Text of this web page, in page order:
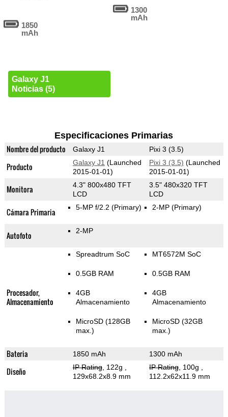
1850
mAh
Galaxy J1
Noticias (5)
1300
mAh
Especificaciones Primarias
Nombre del producto Galaxy J1 Pixi 3 (3.5)
Producto Galaxy J1 (Launched
2015-01-01)
Pixi 3 (3.5) (Launched
2015-01-01)
Monitora
4.3" 800x480 TFT
LCD
3.5" 480x320 TFT
LCD
Cámara Primaria 5-MP f/2.2 (Primary) 2-MP (Primary)
Autofoto 2-MP
Procesador,
Almacenamiento
Spreadtrum SoC
0.5GB RAM
4GB
Almacenamiento
MicroSD (128GB
max.)
MT6572M SoC
0.5GB RAM
4GB
Almacenamiento
MicroSD (32GB
max.)
Bateria 1850 mAh 1300 mAh
Diseño IP Rating, 122g
129x68.2x8.9 mm
IP Rating, 100g
112.2x62x11.9 mm